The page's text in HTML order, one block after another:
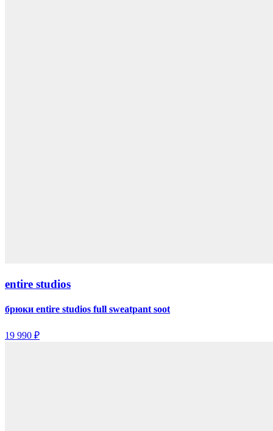
entire studios
брюки entire studios full sweatpant soot
19 990 ₽